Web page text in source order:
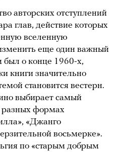
авторских отступлений
глав, действие которых
вселенную
еще один важный
был о конце 1960-х,
книги значительно
становится вестерн.
выбирает самый
формах
«Джанго
восьмерке».
по «старым добрым